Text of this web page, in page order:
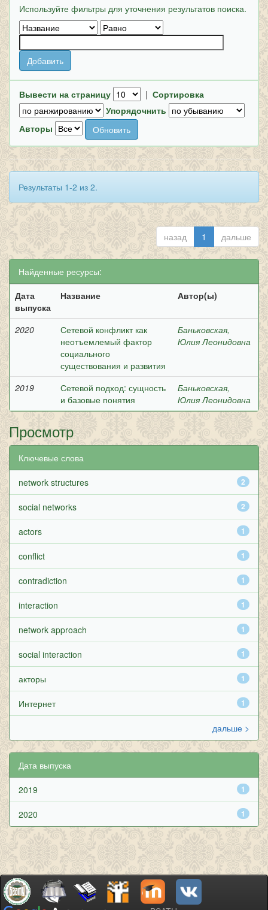
Используйте фильтры для уточнения результатов поиска.
Вывести на страницу | Сортировка
Упорядочнить
Авторы
Результаты 1-2 из 2.
назад 1 дальше
Найденные ресурсы:
Дата
выпуска
Название Автор(ы)
2020
Сетевой конфликт как
неотъемлемый фактор
социального
существования и развития
Баньковская,
Юлия Леонидовна
2019
Сетевой подход: сущность
и базовые понятия
Баньковская,
Юлия Леонидовна
Просмотр
Ключевые слова
2
network structures
2
social networks
1
actors
1
conflict
1
contradiction
1
interaction
1
network approach
1
social interaction
1
акторы
1
Интернет
дальше >
Дата выпуска
1
2019
1
2020